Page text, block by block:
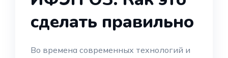
сделать правильно
Во времена современных технологий и